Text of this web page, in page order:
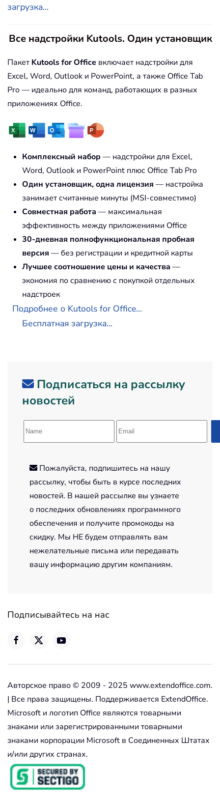
загрузка...
Все надстройки Kutools. Один установщик
Пакет Kutools for Office включает надстройки для
Excel, Word, Outlook и PowerPoint, а также Office Tab
Pro — идеально для команд, работающих в разных
приложениях Office.
Комплексный набор — надстройки для Excel,
Word, Outlook и PowerPoint плюс Office Tab Pro
Один установщик, одна лицензия — настройка
занимает считанные минуты (MSI-совместимо)
Совместная работа — максимальная
эффективность между приложениями Office
30-дневная полнофункциональная пробная
версия — без регистрации и кредитной карты
Лучшее соотношение цены и качества —
экономия по сравнению с покупкой отдельных
надстроек
Подробнее о Kutools for Office...
Бесплатная загрузка...
Подписаться на рассылку
новостей
Пожалуйста, подпишитесь на нашу
рассылку, чтобы быть в курсе последних
новостей. В нашей рассылке вы узнаете
о последних обновлениях программного
обеспечения и получите промокоды на
скидку. Мы НЕ будем отправлять вам
нежелательные письма или передавать
вашу информацию другим компаниям.
Подписывайтесь на нас
Авторское право © 2009 - 2025 www.extendoffice.com.
| Все права защищены. Поддерживается ExtendOffice.
Microsoft и логотип Office являются товарными
знаками или зарегистрированными товарными
знаками корпорации Microsoft в Соединенных Штатах
и/или других странах.